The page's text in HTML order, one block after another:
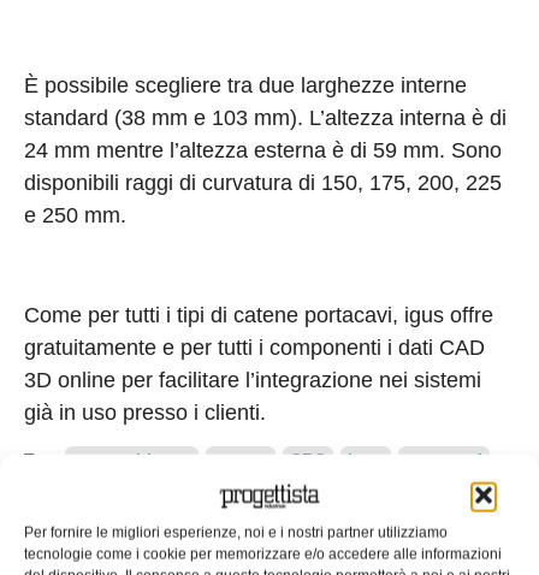
Per fornire le migliori esperienze, noi e i nostri partner utilizziamo
tecnologie come i cookie per memorizzare e/o accedere alle informazioni
È possibile scegliere tra due larghezze interne
standard (38 mm e 103 mm). L’altezza interna è di
24 mm mentre l’altezza esterna è di 59 mm. Sono
disponibili raggi di curvatura di 150, 175, 200, 225
e 250 mm.
Come per tutti i tipi di catene portacavi, igus offre
gratuitamente e per tutti i componenti i dati CAD
3D online per facilitare l’integrazione nei sistemi
già in uso presso i clienti.
Tag: camera bianca catena CRC igus portacavi
[contact-form-7 id="153" title="Richiedi maggiori
EDICOLA WEB